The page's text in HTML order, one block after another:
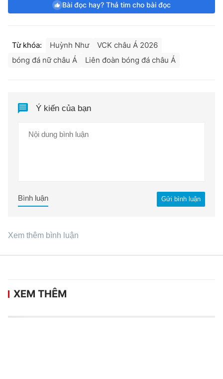
Bài đọc hay? Thả tim cho bài đọc
Từ khóa: Huỳnh Như
VCK châu Á 2026
bóng đá nữ châu Á
Liên đoàn bóng đá châu Á
Ý kiến của bạn
Gửi bình luận
Bình luận
Xem thêm bình luận
XEM THÊM